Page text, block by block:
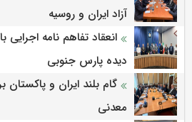
آزاد ایران و روسیه
انعقاد تفاهم نامه اجرایی
دیده پارس جنوبی
گام بلند ایران و
معدنی